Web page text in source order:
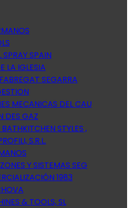
SPAIN
LA IGLESIA
SEGARRA
MECANICAS DEL CAU
DES GAZ
STYLES ,
S.R.L.
Y SISTEMAS SEG
1983
& TOOLS, SL